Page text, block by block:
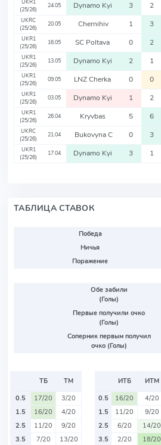
UKR1
(25/26)
24.05 Dynamo Kyi 3 2
UKRC
(25/26)
20.05 Chernihiv 1 3
UKR1
(25/26)
16.05 SC Poltava 0 2
UKR1
(25/26)
13.05 Dynamo Kyi 2 1
UKR1
(25/26)
09.05 LNZ Cherka 0 0
UKR1
(25/26)
03.05 Dynamo Kyi 1 2
UKR1
(25/26)
26.04 Kryvbas 5 6
UKRC
(25/26)
21.04 Bukovyna C 0 3
UKR1
(25/26)
17.04 Dynamo Kyi 3 1
ТАБЛИЦА СТАВОК
Победа
Ничья
Поражение
Обе забили
(Голы)
Первые получили очко
(Голы)
Соперник первым получил
очко (Голы)
ТБ
ТМ
0.5
17/20
3/20
1.5
16/20
4/20
2.5
11/20
9/20
3.5
7/20
13/20
ИТБ
ИТМ
0.5
16/20
4/20
1.5
11/20
9/20
2.5
6/20
14/20
3.5
2/20
18/20